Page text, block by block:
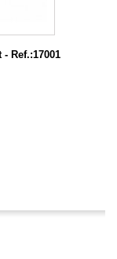
Ref.:17001